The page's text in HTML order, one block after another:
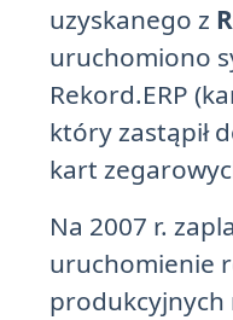
uzyskanego z
uruchomiono
Rekord.ERP
który zastąpił
kart
Na 2007 r.
uruchomienie
produkcyjnych